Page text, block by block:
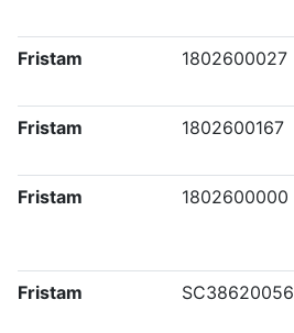
Fristam 1802600027
Fristam 1802600167
Fristam 1802600000
Fristam SC38620056